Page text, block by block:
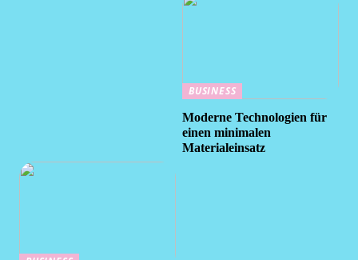
BUSINESS
Moderne Technologien für
einen minimalen
Materialeinsatz